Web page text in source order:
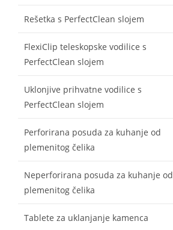
Rešetka s PerfectClean slojem
FlexiClip teleskopske vodilice s
PerfectClean slojem
Uklonjive prihvatne vodilice s
PerfectClean slojem
Perforirana posuda za kuhanje od
plemenitog čelika
Neperforirana posuda za kuhanje od
plemenitog čelika
Tablete za uklanjanje kamenca